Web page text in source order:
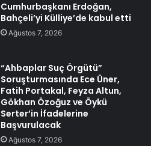
Cumhurbaşkanı Erdoğan,
Bahçeli’yi Külliye’de kabul etti
Ağustos 7, 2026
“Ahbaplar Suç Örgütü”
Soruşturmasında Ece Üner,
Fatih Portakal, Feyza Altun,
Gökhan Özoğuz ve Öykü
Serter’in İfadelerine
Başvurulacak
Ağustos 7, 2026